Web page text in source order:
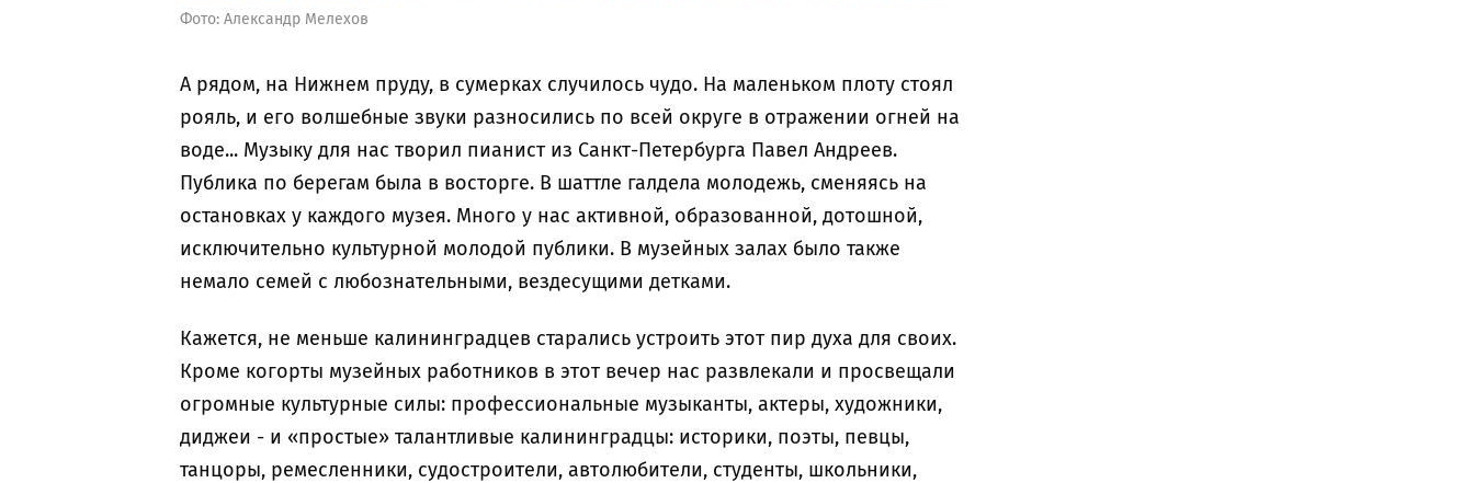
Фото: Александр Мелехов
А рядом, на Нижнем пруду, в сумерках случилось чудо. На маленьком плоту стоял
рояль, и его волшебные звуки разносились по всей округе в отражении огней на
воде... Музыку для нас творил пианист из Санкт-Петербурга Павел Андреев.
Публика по берегам была в восторге. В шаттле галдела молодежь, сменяясь на
остановках у каждого музея. Много у нас активной, образованной, дотошной,
исключительно культурной молодой публики. В музейных залах было также
немало семей с любознательными, вездесущими детками.
Кажется, не меньше калининградцев старались устроить этот пир духа для своих.
Кроме когорты музейных работников в этот вечер нас развлекали и просвещали
огромные культурные силы: профессиональные музыканты, актеры, художники,
диджеи - и «простые» талантливые калининградцы: историки, поэты, певцы,
танцоры, ремесленники, судостроители, автолюбители, студенты, школьники,